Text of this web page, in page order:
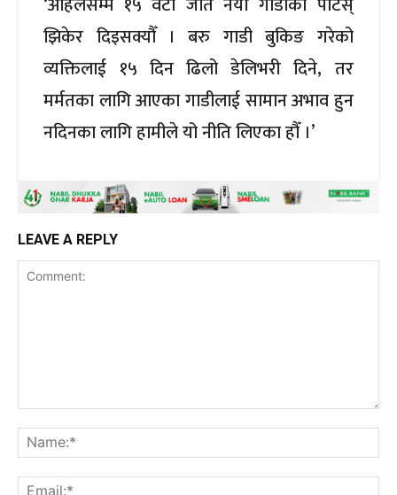
झिकेर दिइसक्यौँ । बरु गाडी बुकिङ गरेको
व्यक्तिलाई १५ दिन ढिलो डेलिभरी दिने, तर
मर्मतका लागि आएका गाडीलाई सामान अभाव हुन
नदिनका लागि हामीले यो नीति लिएका हौँ ।’
LEAVE A REPLY